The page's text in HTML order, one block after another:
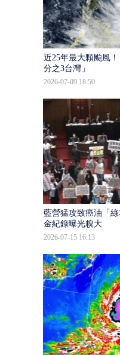
近25年最大顆颱風！
分之3台灣」
2026-07-09 18:50
藍營猛攻致癌油「
金紀錄曝光糗大
2026-07-15 16:13